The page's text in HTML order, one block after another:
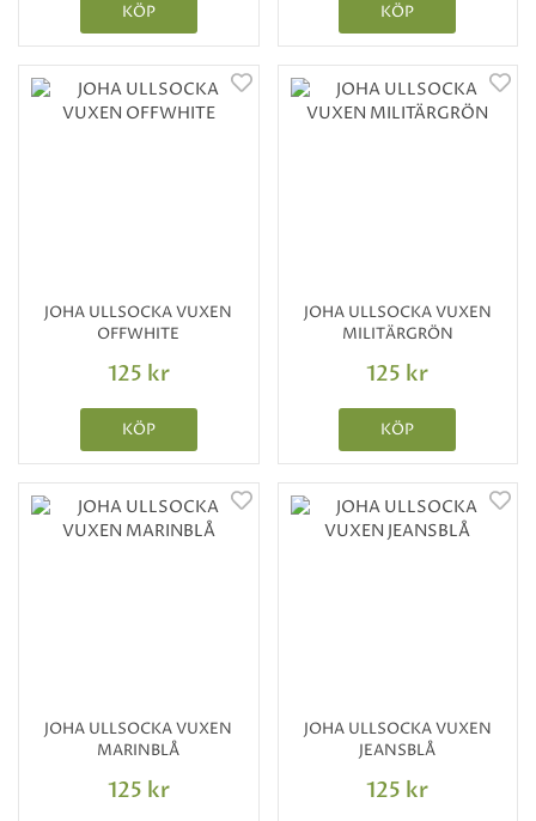
KÖP KÖP
JOHA ULLSOCKA VUXEN
OFFWHITE
125 kr
KÖP
JOHA ULLSOCKA VUXEN
MILITÄRGRÖN
125 kr
KÖP
JOHA ULLSOCKA VUXEN
MARINBLÅ
125 kr
JOHA ULLSOCKA VUXEN
JEANSBLÅ
125 kr